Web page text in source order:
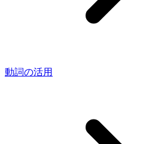
動詞の活用